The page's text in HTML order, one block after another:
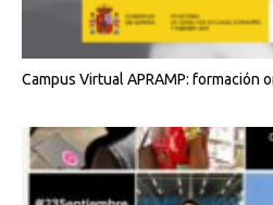
Campus Virtual APRAMP: formación